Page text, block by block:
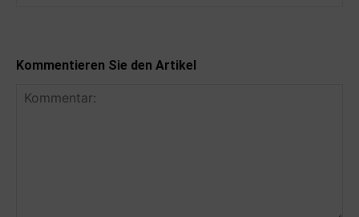
Kommentieren Sie den Artikel